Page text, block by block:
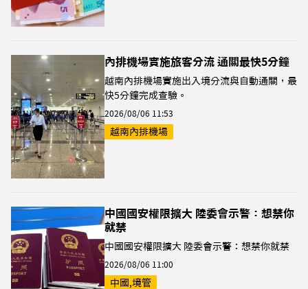
內排機場實施旅客分流 通關最快5分鐘
越南內排機場實施出入境分流與自動通關，最
快5分鐘完成查驗。
2026/08/06 11:53
越南內排機場
中國國安權限擴大 陸委會示警：想禁你
就禁
中國國安權限擴大 陸委會示警：想禁你就禁
2026/08/06 11:00
中國,境管